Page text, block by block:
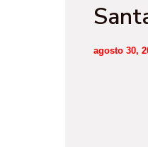
agosto 30,